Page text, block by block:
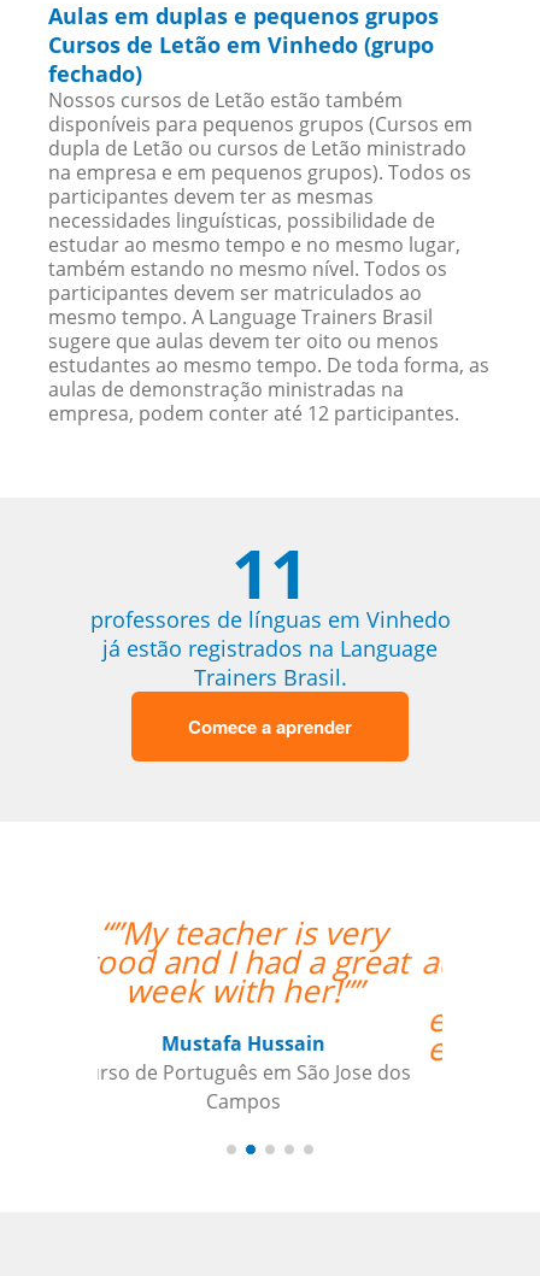
Aulas em duplas e pequenos grupos
Cursos de Letão em Vinhedo (grupo
fechado)
Nossos cursos de Letão estão também
disponíveis para pequenos grupos (Cursos em
dupla de Letão ou cursos de Letão ministrado
na empresa e em pequenos grupos). Todos os
participantes devem ter as mesmas
necessidades linguísticas, possibilidade de
estudar ao mesmo tempo e no mesmo lugar,
também estando no mesmo nível. Todos os
participantes devem ser matriculados ao
mesmo tempo. A Language Trainers Brasil
sugere que aulas devem ter oito ou menos
estudantes ao mesmo tempo. De toda forma, as
aulas de demonstração ministradas na
empresa, podem conter até 12 participantes.
11
professores de línguas em Vinhedo
já estão registrados na Language
Trainers Brasil.
Comece a aprender
“”A minha primeira
aula foi ótima, foi além
das minhas
expectativas. Ele é um
excelente professor.””
Luana Terrível